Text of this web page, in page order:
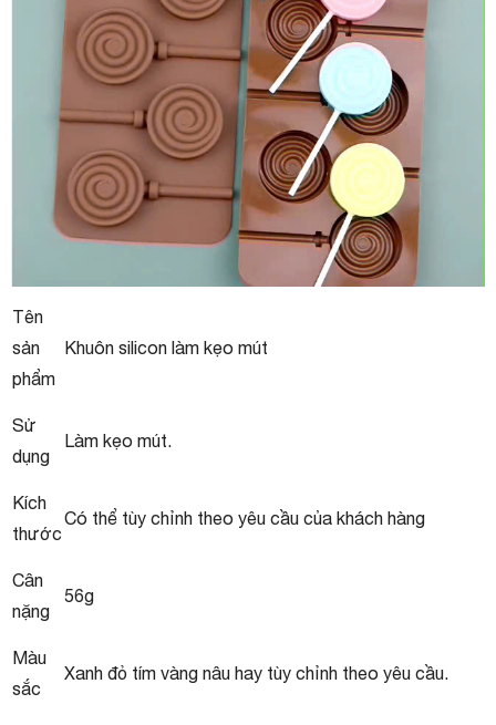
Tên
sản
phẩm
Khuôn silicon làm kẹo mút
Sử
dụng
Làm kẹo mút.
Kích
thước
Có thể tùy chỉnh theo yêu cầu của khách hàng
Cân
nặng
56g
Màu
sắc
Xanh đỏ tím vàng nâu hay tùy chỉnh theo yêu cầu.